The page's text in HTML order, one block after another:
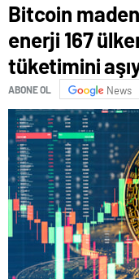
Bitcoin
enerji 167
tüketimini
ABONE OL News